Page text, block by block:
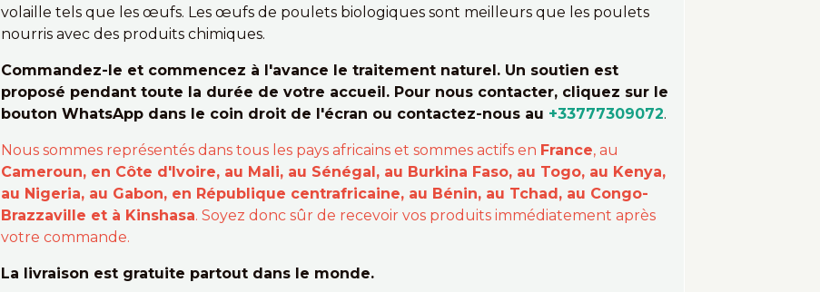
volaille tels que les œufs. Les œufs de poulets biologiques sont meilleurs que les poulets
nourris avec des produits chimiques.
Commandez-le et commencez à l'avance le traitement naturel. Un soutien est
proposé pendant toute la durée de votre accueil. Pour nous contacter, cliquez sur le
bouton WhatsApp dans le coin droit de l'écran ou contactez-nous au +33777309072.
Nous sommes représentés dans tous les pays africains et sommes actifs en France, au
Cameroun, en Côte d'Ivoire, au Mali, au Sénégal, au Burkina Faso, au Togo, au Kenya,
au Nigeria, au Gabon, en République centrafricaine, au Bénin, au Tchad, au Congo-
Brazzaville et à Kinshasa. Soyez donc sûr de recevoir vos produits immédiatement après
votre commande.
La livraison est gratuite partout dans le monde.